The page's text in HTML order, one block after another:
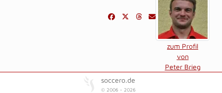
zum Profil
von
Peter Brieg
soccero.de
© 2006 - 2026